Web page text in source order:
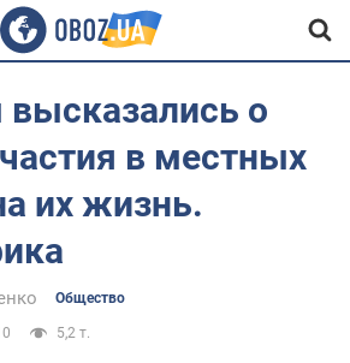
о
в местных
их жизнь.
Общество
5,2 т.